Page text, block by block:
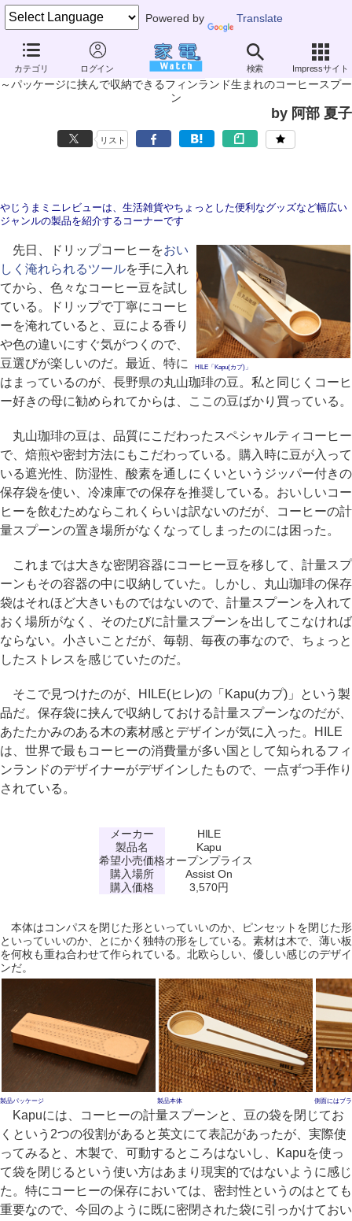
Powered by Translate
カテゴリ ログイン 検索 Impressサイト
やじうまミニレビュー
HILE「Kapu(カプ)」
～パッケージに挟んで収納できるフィンランド生まれのコーヒースプー
ン
by 阿部 夏子
リスト
やじうまミニレビューは、生活雑貨やちょっとした便利なグッズなど幅広い
ジャンルの製品を紹介するコーナーです
HILE「Kapu(カプ)」
先日、ドリップコーヒーをおい
しく淹れられるツールを手に入れ
てから、色々なコーヒー豆を試し
ている。ドリップで丁寧にコーヒ
ーを淹れていると、豆による香り
や色の違いにすぐ気がつくので、
豆選びが楽しいのだ。最近、特に
はまっているのが、長野県の丸山珈琲の豆。私と同じくコーヒ
ー好きの母に勧められてからは、ここの豆ばかり買っている。
丸山珈琲の豆は、品質にこだわったスペシャルティコーヒー
で、焙煎や密封方法にもこだわっている。購入時に豆が入って
いる遮光性、防湿性、酸素を通しにくいというジッパー付きの
保存袋を使い、冷凍庫での保存を推奨している。おいしいコー
ヒーを飲むためならこれくらいは訳ないのだが、コーヒーの計
量スプーンの置き場所がなくなってしまったのには困った。
これまでは大きな密閉容器にコーヒー豆を移して、計量スプ
ーンもその容器の中に収納していた。しかし、丸山珈琲の保存
袋はそれほど大きいものではないので、計量スプーンを入れて
おく場所がなく、そのたびに計量スプーンを出してこなければ
ならない。小さいことだが、毎朝、毎夜の事なので、ちょっと
したストレスを感じていたのだ。
そこで見つけたのが、HILE(ヒレ)の「Kapu(カプ)」という製
品だ。保存袋に挟んで収納しておける計量スプーンなのだが、
あたたかみのある木の素材感とデザインが気に入った。HILE
は、世界で最もコーヒーの消費量が多い国として知られるフィ
ンランドのデザイナーがデザインしたもので、一点ずつ手作り
されている。
メーカー
HILE
製品名
Kapu
希望小売価格オープンプライス
購入場所
Assist On
購入価格
3,570円
本体はコンパスを閉じた形といっていいのか、ピンセットを閉じた形
といっていいのか、とにかく独特の形をしている。素材は木で、薄い板
を何枚も重ね合わせて作られている。北欧らしい、優しい感じのデザイ
ンだ。
製品パッケージ 製品本体 側面にはブ
Kapuには、コーヒーの計量スプーンと、豆の袋を閉じてお
くという2つの役割があると英文にて表記があったが、実際使
ってみると、木製で、可動するところはないし、Kapuを使っ
て袋を閉じるという使い方はあまり現実的ではないように感じ
た。特にコーヒーの保存においては、密封性というのはとても
重要なので、今回のように既に密閉された袋に引っかけておい